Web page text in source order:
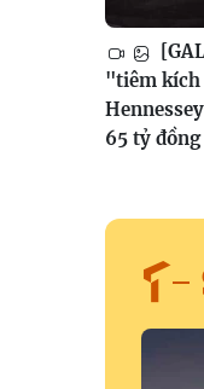
"tiêm kích
65 tỷ đồng